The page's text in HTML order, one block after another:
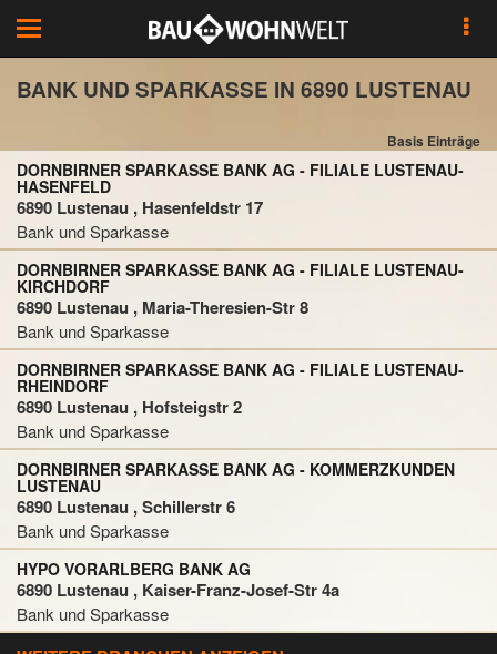
Toggle
navigation
BANK UND SPARKASSE IN 6890 LUSTENAU
Basis Einträge
DORNBIRNER SPARKASSE BANK AG - FILIALE LUSTENAU-
HASENFELD
6890 Lustenau , Hasenfeldstr 17
Bank und Sparkasse
DORNBIRNER SPARKASSE BANK AG - FILIALE LUSTENAU-
KIRCHDORF
6890 Lustenau , Maria-Theresien-Str 8
Bank und Sparkasse
DORNBIRNER SPARKASSE BANK AG - FILIALE LUSTENAU-
RHEINDORF
6890 Lustenau , Hofsteigstr 2
Bank und Sparkasse
DORNBIRNER SPARKASSE BANK AG - KOMMERZKUNDEN
LUSTENAU
6890 Lustenau , Schillerstr 6
Bank und Sparkasse
HYPO VORARLBERG BANK AG
6890 Lustenau , Kaiser-Franz-Josef-Str 4a
Bank und Sparkasse